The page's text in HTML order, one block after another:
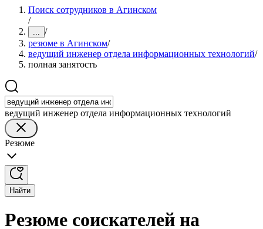
Поиск сотрудников в Агинском
/
... /
резюме в Агинском/
ведущий инженер отдела информационных технологий/
полная занятость
ведущий инженер отдела информационных технологий
Резюме
Найти
Резюме соискателей на